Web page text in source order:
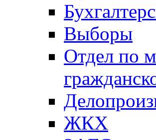
Выборы
Отдел по
ЖКХ